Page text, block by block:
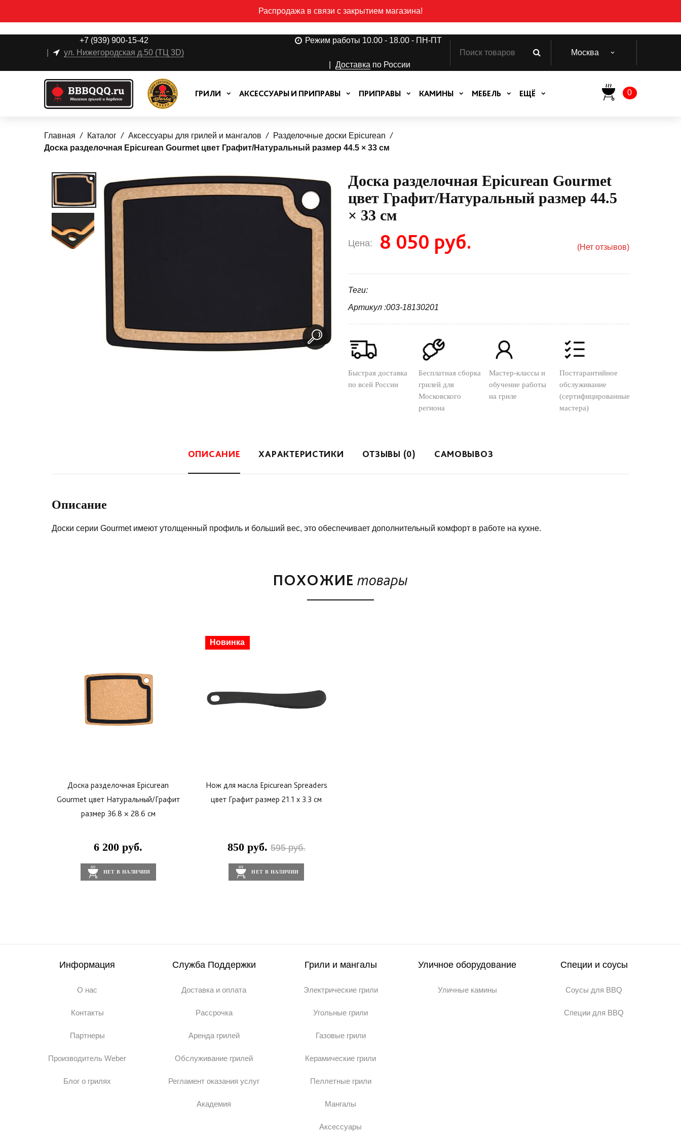
Распродажа в связи с закрытием магазина!
+7 (939) 900-15-42
ул. Нижегородская д.50 (ТЦ 3D)
Режим работы 10.00 - 18.00 - ПН-ПТ
Доставка по России
Москва
0
ГРИЛИ АКСЕССУАРЫ И ПРИПРАВЫ ПРИПРАВЫ КАМИНЫ МЕБЕЛЬ ЕЩЁ
Главная Каталог Аксессуары для грилей и мангалов
Разделочные доски Epicurean
Доска разделочная Epicurean Gourmet цвет Графит/Натуральный размер 44.5 × 33 см
Доска разделочная Epicurean Gourmet
цвет Графит/Натуральный размер 44.5
× 33 см
Цена: 8 050 руб. (Нет отзывов)
Теги:
Артикул :003-18130201
Быстрая доставка
по всей России
Бесплатная сборка
грилей для
Московского
региона
Мастер-классы и
обучение работы
на гриле
Постгарантийное
обслуживание
(сертифицированные
мастера)
ОПИСАНИЕ ХАРАКТЕРИСТИКИ ОТЗЫВЫ (0) САМОВЫВОЗ
Описание
Доски серии Gourmet имеют утолщенный профиль и больший вес, это обеспечивает дополнительный комфорт в работе на кухне.
ПОХОЖИЕ товары
Доска разделочная Epicurean
Gourmet цвет Натуральный/Графит
размер 36.8 × 28.6 см
6 200 руб.
НЕТ В НАЛИЧИИ
Скидка
Новинка
Нож для масла Epicurean Spreaders
цвет Графит размер 21.1 x 3.3 см
850 руб.595 руб.
НЕТ В НАЛИЧИИ
Информация
О нас
Контакты
Партнеры
Производитель Weber
Блог о грилях
Служба Поддержки
Доставка и оплата
Рассрочка
Аренда грилей
Обслуживание грилей
Регламент оказания услуг
Академия
Грили и мангалы
Электрические грили
Угольные грили
Газовые грили
Керамические грили
Пеллетные грили
Мангалы
Аксессуары
Уличное оборудование
Уличные камины
Специи и соусы
Соусы для BBQ
Специи для BBQ